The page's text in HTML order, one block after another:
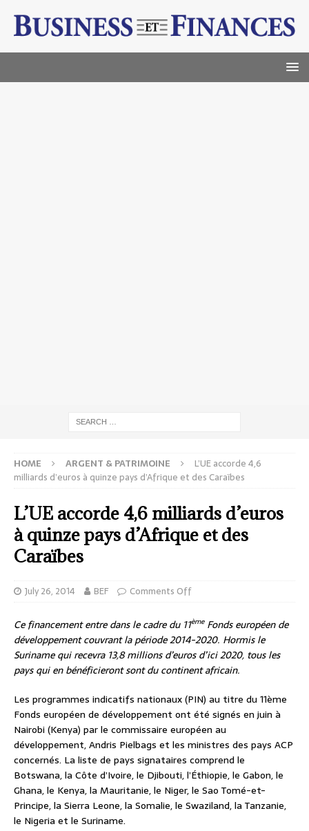
HOME ARGENT & PATRIMOINE
L’UE accorde 4,6
milliards d’euros à quinze pays d’Afrique et des Caraïbes
L’UE accorde 4,6 milliards d’euros
à quinze pays d’Afrique et des
Caraïbes
July 26, 2014 BEF Comments Off
Ce financement entre dans le cadre du 11èmeFonds européen de
développement couvrant la période 2014-2020. Hormis le
Suriname qui recevra 13,8 millions d’euros d’ici 2020, tous les
pays qui en bénéficieront sont du continent africain.
Les programmes indicatifs nationaux (PIN) au titre du 11ème
Fonds européen de développement ont été signés en juin à
Nairobi (Kenya) par le commissaire européen au
développement, Andris Pielbags et les ministres des pays ACP
concernés. La liste de pays signataires comprend le
Botswana, la Côte d’Ivoire, le Djibouti, l’Éthiopie, le Gabon, le
Ghana, le Kenya, la Mauritanie, le Niger, le Sao Tomé-et-
Principe, la Sierra Leone, la Somalie, le Swaziland, la Tanzanie,
le Nigeria et le Suriname.